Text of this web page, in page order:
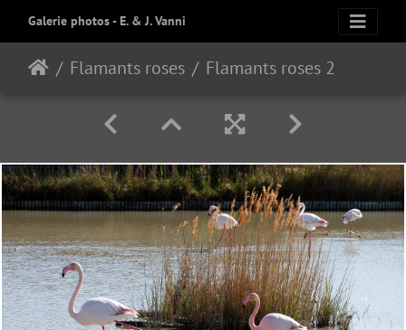
Galerie photos - E. & J. Vanni
Flamants roses Flamants roses 21